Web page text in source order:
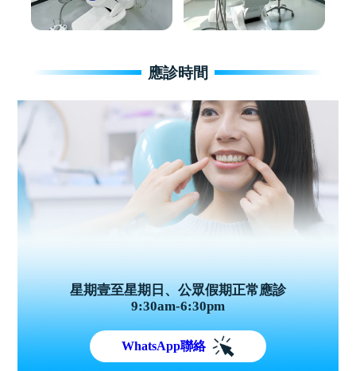
應診時間
星期壹至星期日、公眾假期正常應診
9:30am-6:30pm
WhatsApp聯絡